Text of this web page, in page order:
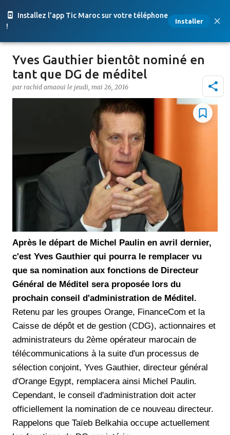
Installez l'app Tic Maroc sur votre téléphone
!
Installer
Accéder au contenu principal
Yves Gauthier bientôt nominé en
tant que DG de méditel
par rachid amaoui le jeudi, mai 26, 2016
Après le départ de Michel Paulin en avril dernier,
c'est Yves Gauthier qui pourra le remplacer vu
que sa nomination aux fonctions de Directeur
Général de Méditel sera proposée lors du
prochain conseil d'administration de Méditel.
Retenu par les groupes Orange, FinanceCom et la
Caisse de dépôt et de gestion (CDG), actionnaires et
administrateurs du 2ème opérateur marocain de
télécommunications à la suite d'un processus de
sélection conjoint, Yves Gauthier, directeur général
d'Orange Egypt, remplacera ainsi Michel Paulin.
Cependant, le conseil d'administration doit acter
officiellement la nomination de ce nouveau directeur.
Rappelons que Taïeb Belkahia occupe actuellement